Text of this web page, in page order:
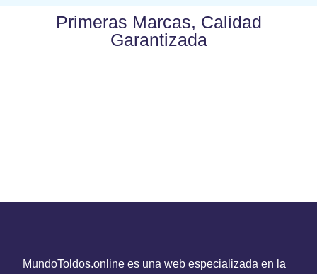
Primeras Marcas, Calidad
Garantizada
MundoToldos.online es una web especializada en la